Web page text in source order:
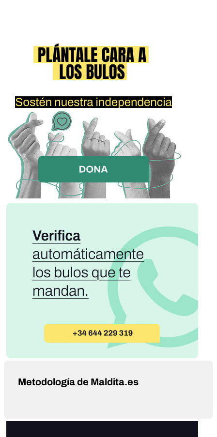
Metodología de Maldita.es